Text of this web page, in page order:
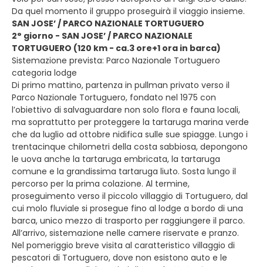
Da quel momento il gruppo proseguirà il viaggio insieme.
SAN JOSE’ / PARCO NAZIONALE TORTUGUERO
2° giorno - SAN JOSE’ / PARCO NAZIONALE
TORTUGUERO (120 km - ca.3 ore+1 ora in barca)
Sistemazione prevista: Parco Nazionale Tortuguero
categoria lodge
Di primo mattino, partenza in pullman privato verso il
Parco Nazionale Tortuguero, fondato nel 1975 con
l’obiettivo di salvaguardare non solo flora e fauna locali,
ma soprattutto per proteggere la tartaruga marina verde
che da luglio ad ottobre nidifica sulle sue spiagge. Lungo i
trentacinque chilometri della costa sabbiosa, depongono
le uova anche la tartaruga embricata, la tartaruga
comune e la grandissima tartaruga liuto. Sosta lungo il
percorso per la prima colazione. Al termine,
proseguimento verso il piccolo villaggio di Tortuguero, dal
cui molo fluviale si prosegue fino al lodge a bordo di una
barca, unico mezzo di trasporto per raggiungere il parco.
All’arrivo, sistemazione nelle camere riservate e pranzo.
Nel pomeriggio breve visita al caratteristico villaggio di
pescatori di Tortuguero, dove non esistono auto e le